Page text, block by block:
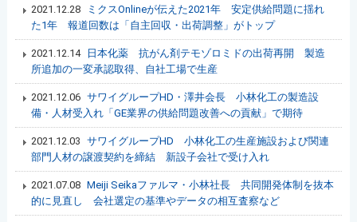
2021.12.28
ミクスOnlineが伝えた2021年 安定供給問題に揺れ
た1年 報道回数は「自主回収・出荷調整」がトップ
2021.12.14
日本化薬 抗がん剤テモゾロミドの出荷再開 製造
所追加の一変承認取得、自社工場で生産
2021.12.06 サワイグループHD・澤井会長 小林化工の製造設
備・人材受入れ「GE業界の供給問題改善への貢献」で期待
2021.12.03 サワイグループHD 小林化工の生産施設および関連
部門人材の譲渡契約を締結 新設子会社で受け入れ
2021.07.08 Meiji Seikaファルマ・小林社長 共同開発体制を抜本
的に見直し 会社選定の基準やデータの相互査察など